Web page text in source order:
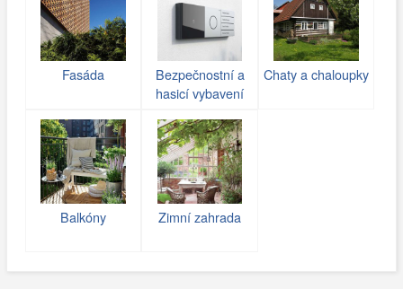
Fasáda
Bezpečnostní a
hasicí vybavení
Chaty a chaloupky
Balkóny Zimní zahrada